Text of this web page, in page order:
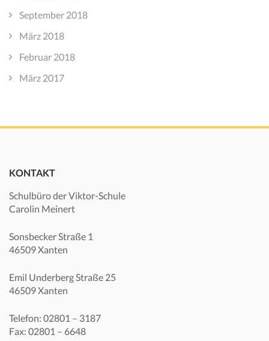
September 2018
März 2018
Februar 2018
März 2017
KONTAKT
Schulbüro der Viktor-Schule
Carolin Meinert
Sonsbecker Straße 1
46509 Xanten
Emil Underberg Straße 25
46509 Xanten
Telefon: 02801 – 3187
Fax: 02801 – 6648